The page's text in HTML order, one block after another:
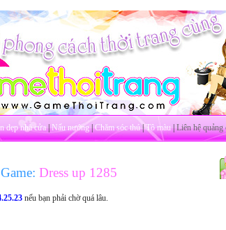
dẹp nhà cửa|Nấu nướng|Chăm sóc thú|Tô màu|Liên hệ quảng
Dress up 1285
nếu bạn phải chờ quá lâu.